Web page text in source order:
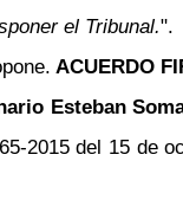
el Tribunal.".
ACUERDO
Esteban
2015 del 15 de